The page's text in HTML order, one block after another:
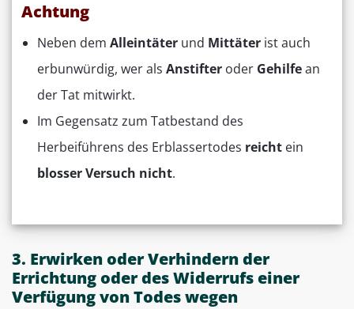
Achtung
Neben dem Alleintäter und Mittäter ist auch
erbunwürdig, wer als Anstifter oder Gehilfean
der Tat mitwirkt.
Im Gegensatz zum Tatbestand des
Herbeiführens des Erblassertodes reicht ein
blosser Versuch nicht.
3. Erwirken oder Verhindern der
Errichtung oder des Widerrufs einer
Verfügung von Todes wegen